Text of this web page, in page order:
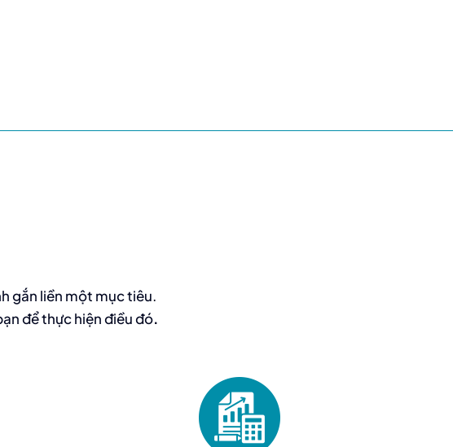
gắn liền một mục tiêu.
để thực hiện điều đó.
trị
Doanh nghiệp và nhà đầu tư sử dụng thẩm
định giá cho hoạt động kế toán, báo cáo
tài chính, tuân thủ IFRS hoặc VAS, và quản